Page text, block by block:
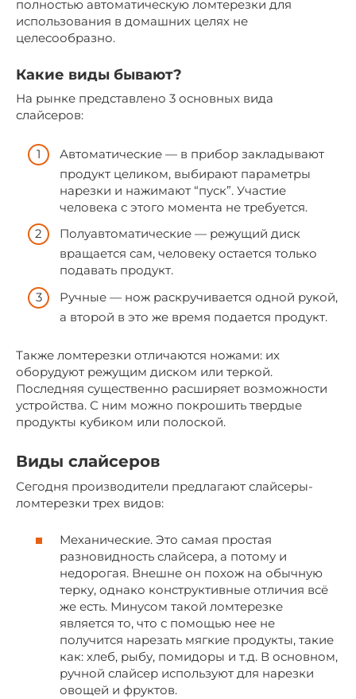
полностью автоматическую ломтерезки для
использования в домашних целях не
целесообразно.
Какие виды бывают?
На рынке представлено 3 основных вида
слайсеров:
Автоматические — в прибор закладывают
продукт целиком, выбирают параметры
нарезки и нажимают “пуск”. Участие
человека с этого момента не требуется.
Полуавтоматические — режущий диск
вращается сам, человеку остается только
подавать продукт.
Ручные — нож раскручивается одной рукой,
а второй в это же время подается продукт.
Также ломтерезки отличаются ножами: их
оборудуют режущим диском или теркой.
Последняя существенно расширяет возможности
устройства. С ним можно покрошить твердые
продукты кубиком или полоской.
Виды слайсеров
Сегодня производители предлагают слайсеры-
ломтерезки трех видов:
Механические. Это самая простая
разновидность слайсера, а потому и
недорогая. Внешне он похож на обычную
терку, однако конструктивные отличия всё
же есть. Минусом такой ломтерезке
является то, что с помощью нее не
получится нарезать мягкие продукты, такие
как: хлеб, рыбу, помидоры и т.д. В основном,
ручной слайсер используют для нарезки
овощей и фруктов.